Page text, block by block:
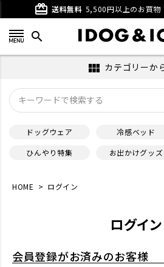
card_giftcard 送料無料 5,500円以上のお買物
search
view_module カテゴリーか
ドッグウェア 冷感ベッド
ひんやり特集
お出かけグッズ
HOME ログイン
ログイン
会員登録がお済みのお客様